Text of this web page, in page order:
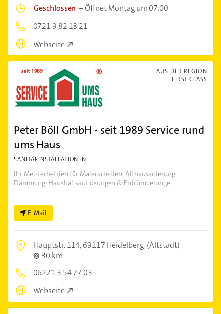
Geschlossen –Öffnet Montag um 07:00
0721 9 82 18 21
Webseite
AUS DER REGION
FIRST CLASS
Peter Böll GmbH - seit 1989 Service rund
ums Haus
SANITÄRINSTALLATIONEN
Ihr Meisterbetrieb für Malerarbeiten, Altbausanierung,
Dämmung, Haushaltsauflösungen & Entrümpelunge
E-Mail
Hauptstr. 114,69117 Heidelberg (Altstadt)
30 km
06221 3 54 77 03
Webseite